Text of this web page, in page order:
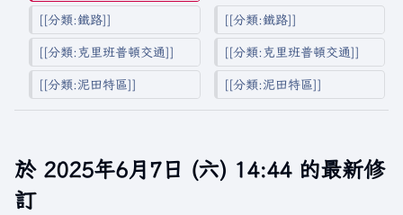
[[分類:鐵路]] [[分類:鐵路]]
[[分類:克里班普頓交通]] [[分類:克里班普頓交通]]
[[分類:泥田特區]] [[分類:泥田特區]]
於 2025年6月7日 (六) 14:44 的最新修
訂